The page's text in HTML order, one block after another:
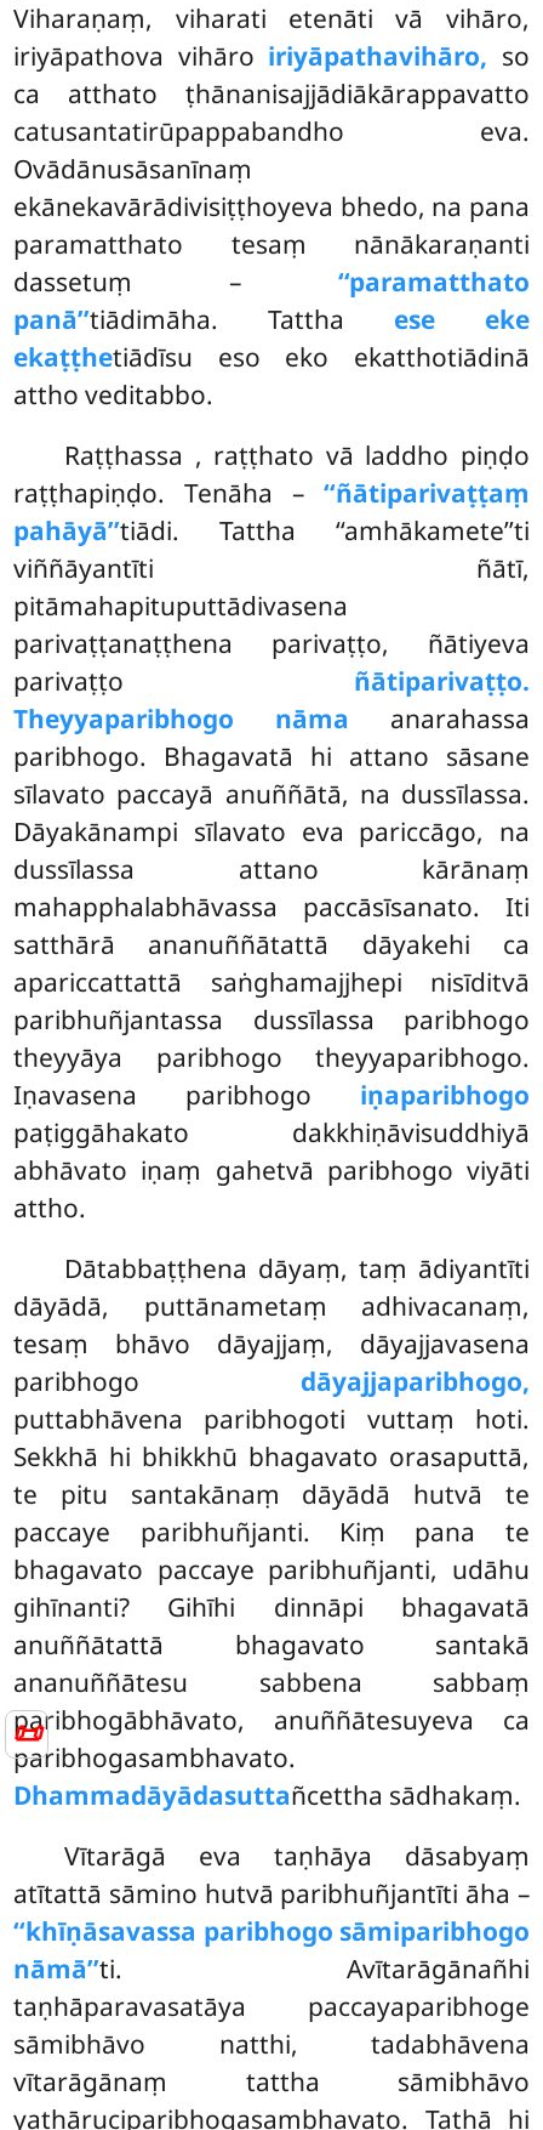
📜
Viharaṇaṃ, viharati etenāti vā vihāro,
iriyāpathova vihāro iriyāpathavihāro, so
ca atthato ṭhānanisajjādiākārappavatto
catusantatirūpappabandho eva.
Ovādānusāsanīnaṃ
ekānekavārādivisiṭṭhoyeva bhedo, na pana
paramatthato tesaṃ nānākaraṇanti
dassetuṃ – ‘‘paramatthato
panā’’tiādimāha. Tattha ese eke
ekaṭṭhetiādīsu eso eko ekatthotiādinā
attho veditabbo.
Raṭṭhassa , raṭṭhato vā laddho piṇḍo
raṭṭhapiṇḍo. Tenāha – ‘‘ñātiparivaṭṭaṃ
pahāyā’’tiādi. Tattha ‘‘amhākamete’’ti
viññāyantīti ñātī,
pitāmahapituputtādivasena
parivaṭṭanaṭṭhena parivaṭṭo, ñātiyeva
parivaṭṭo ñātiparivaṭṭo.
Theyyaparibhogo nāma anarahassa
paribhogo. Bhagavatā hi attano sāsane
sīlavato paccayā anuññātā, na dussīlassa.
Dāyakānampi sīlavato eva pariccāgo, na
dussīlassa attano kārānaṃ
mahapphalabhāvassa paccāsīsanato. Iti
satthārā ananuññātattā dāyakehi ca
apariccattattā saṅghamajjhepi nisīditvā
paribhuñjantassa dussīlassa paribhogo
theyyāya paribhogo theyyaparibhogo.
Iṇavasena paribhogo iṇaparibhogo
paṭiggāhakato dakkhiṇāvisuddhiyā
abhāvato iṇaṃ gahetvā paribhogo viyāti
attho.
Dātabbaṭṭhena dāyaṃ, taṃ ādiyantīti
dāyādā, puttānametaṃ adhivacanaṃ,
tesaṃ bhāvo dāyajjaṃ, dāyajjavasena
paribhogo dāyajjaparibhogo,
puttabhāvena paribhogoti vuttaṃ hoti.
Sekkhā hi bhikkhū bhagavato orasaputtā,
te pitu santakānaṃ dāyādā hutvā te
paccaye paribhuñjanti. Kiṃ pana te
bhagavato paccaye paribhuñjanti, udāhu
gihīnanti? Gihīhi dinnāpi bhagavatā
anuññātattā bhagavato santakā
ananuññātesu sabbena sabbaṃ
paribhogābhāvato, anuññātesuyeva ca
paribhogasambhavato.
Dhammadāyādasuttañcettha sādhakaṃ.
Vītarāgā eva taṇhāya dāsabyaṃ
atītattā sāmino hutvā paribhuñjantīti āha –
‘‘khīṇāsavassa paribhogo sāmiparibhogo
nāmā’’ti. Avītarāgānañhi
taṇhāparavasatāya paccayaparibhoge
sāmibhāvo natthi, tadabhāvena
vītarāgānaṃ tattha sāmibhāvo
yathāruciparibhogasambhavato. Tathā hi